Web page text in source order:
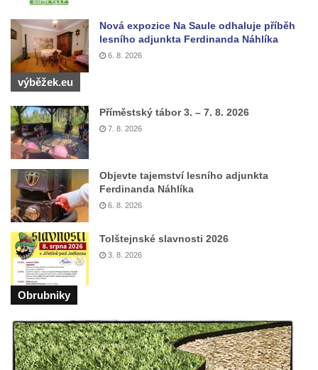
Maják (a muzeum) Járy Cimrmana
Rozhledna Štěpánka
Rozhledna Vysoká v Tachově
Rozhledna Bohušův vrch u Plané
Rozhledna Strážný vrch
Rozhledna Klínovec
Rozhledna Bučina
Rozhledna Hamelika
Rozhledna Jeřabina
Rozhledna Erbenova vyhlídka v Ústí nad
Labem
Rozhledna Krudum
Czorneboh – polorozhledna
Rozhledna Blatenský vrch
Rozhledna Strážný vrch u Merboltic
Rozhledna Kohout u Valkeřic
Nová expozice Na Saule odhaluje příběh
lesního adjunkta Ferdinanda Náhlíka
6. 8. 2026
výběžek.eu
Příměstský tábor 3. – 7. 8. 2026
7. 8. 2026
Objevte tajemství lesního adjunkta
Ferdinanda Náhlíka
6. 8. 2026
Tolštejnské slavnosti 2026
3. 8. 2026
Obrubniky